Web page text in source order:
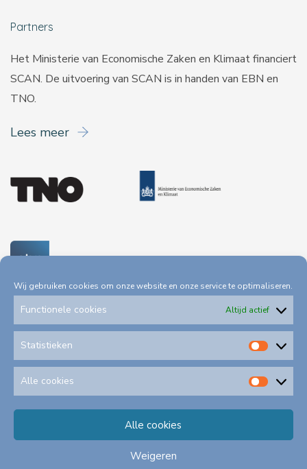
Wij gebruiken cookies om onze website en onze service te optimaliseren.
Functionele cookies Altijd actief
Statistieken
Alle cookies
Alle
Alle cookies
Weigeren
Partners
Het Ministerie van Economische Zaken en Klimaat financiert
SCAN. De uitvoering van SCAN is in handen van EBN en
TNO.
Lees meer
Privacystatement
Schadeformulieren